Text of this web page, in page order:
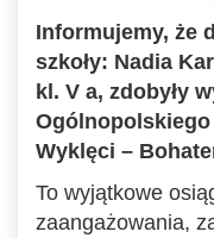
Informujemy, że
szkoły: Nadia
kl. V a, zdobyły
Ogólnopolskiego
Wyklęci –
To wyjątkowe
zaangażowania,